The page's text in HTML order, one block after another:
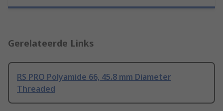
Gerelateerde Links
RS PRO Polyamide 66, 45.8 mm Diameter
Threaded